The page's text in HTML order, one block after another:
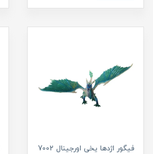
فیگور اژدها یخی اورجینال 7002